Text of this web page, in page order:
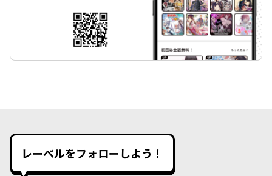
レーベルをフォローしよう！